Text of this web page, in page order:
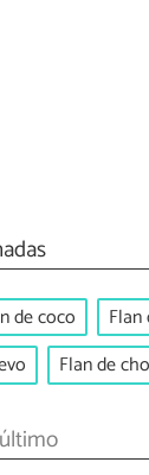
de coco
Flan de